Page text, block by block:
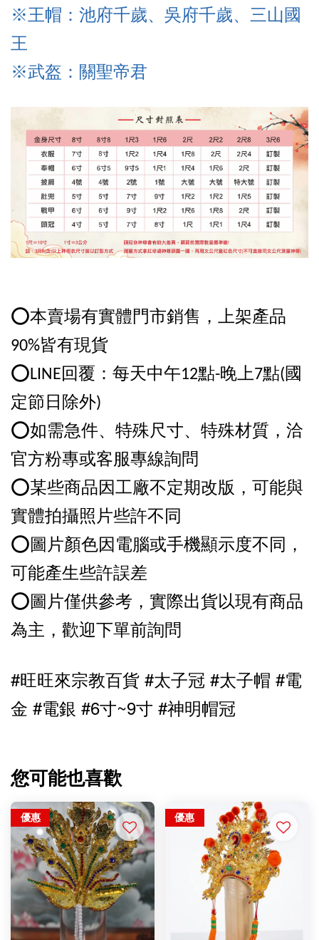
※王帽：池府千歲、吳府千歲、三山國
王
※武盔 ：關聖帝君
⭕️本賣場有實體門市銷售，上架產品
90%皆有現貨
⭕️LINE回覆：每天中午12點-晚上7點(國
定節日除外)
⭕️如需急件、特殊尺寸、特殊材質，洽
官方粉專或客服專線詢問
⭕️某些商品因工廠不定期改版，可能與
實體拍攝照片些許不同
⭕️圖片顏色因電腦或手機顯示度不同，
可能產生些許誤差
⭕️圖片僅供參考，實際出貨以現有商品
為主，歡迎下單前詢問
#旺旺來宗教百貨 #太子冠 #太子帽 #電
金 #電銀 #6寸~9寸 #神明帽冠
您可能也喜歡
優惠 優惠